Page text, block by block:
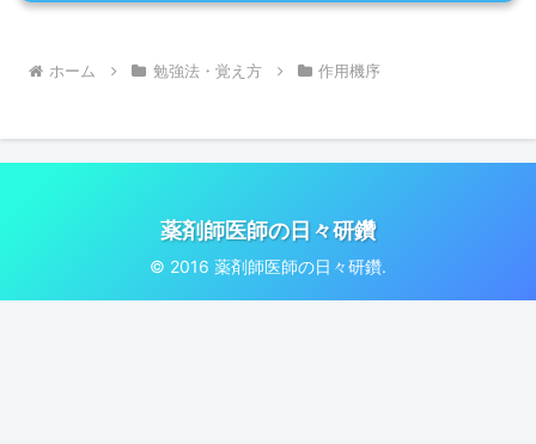
ホーム 勉強法・覚え方 作用機序
薬剤師医師の日々研鑽
© 2016 薬剤師医師の日々研鑽.